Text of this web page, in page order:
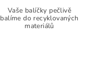
Vaše balíčky pečlivě
balíme do recyklovaných
materiálů